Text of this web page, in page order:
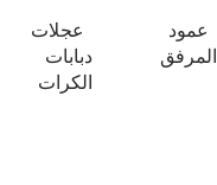
عمود
المرفق
عجلات
دبابات
الكرات